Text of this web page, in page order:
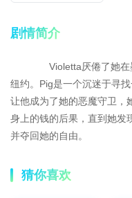
剧情简介
Violetta厌倦了她在
纽约。Pig是一个沉迷于寻
让他成为了她的恶魔守卫，
身上的钱的后果，直到她发
并夺回她的自由。
猜你喜欢